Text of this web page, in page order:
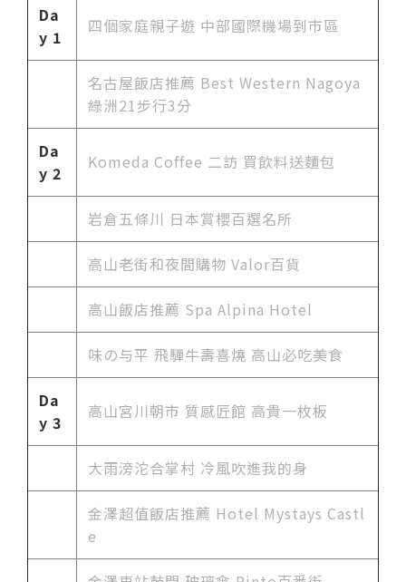
Da
y 1
四個家庭親子遊 中部國際機場到市區
名古屋飯店推薦 Best Western Nagoya
綠洲21步行3分
Da
y 2
Komeda Coffee 二訪 買飲料送麵包
岩倉五條川 日本賞櫻百選名所
高山老街和夜間購物 Valor百貨
高山飯店推薦 Spa Alpina Hotel
味の与平 飛驒牛壽喜燒 高山必吃美食
Da
y 3
高山宮川朝市 質感匠館 高貴一枚板
大雨滂沱合掌村 冷風吹進我的身
金澤超值飯店推薦 Hotel Mystays Castl
e